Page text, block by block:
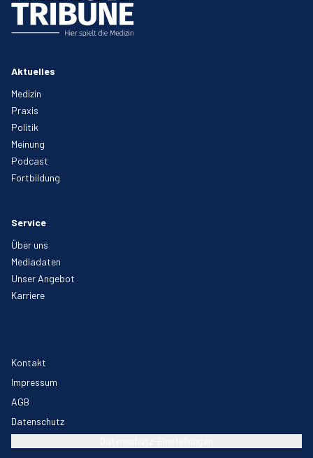
Aktuelles
Medizin
Praxis
Politik
Meinung
Podcast
Fortbildung
Service
Über uns
Mediadaten
Unser Angebot
Karriere
Kontakt
Impressum
AGB
Datenschutz